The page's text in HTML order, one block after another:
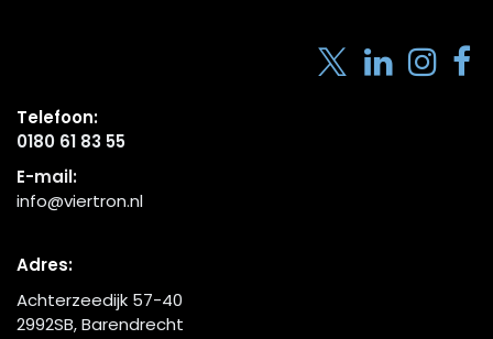
Telefoon:
0180 61 83 55
E-mail:
info@viertron.nl
Adres:
Achterzeedijk 57-40
2992SB, Barendrecht